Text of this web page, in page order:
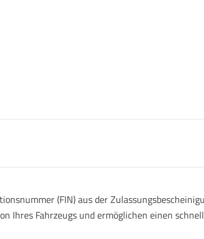
(FIN) aus der
Ihres Fahrzeugs und ermöglichen einen